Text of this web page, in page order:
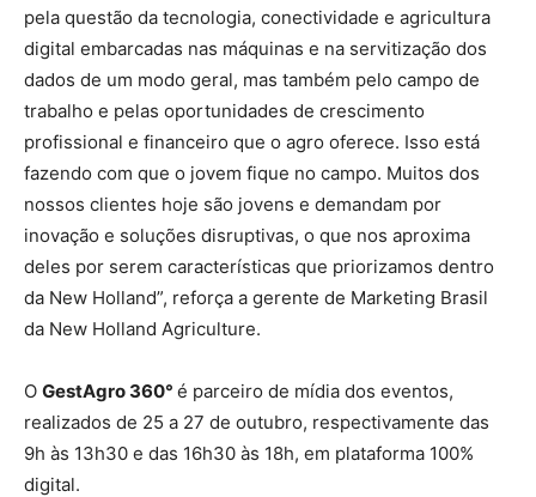
pela questão da tecnologia, conectividade e agricultura
digital embarcadas nas máquinas e na servitização dos
dados de um modo geral, mas também pelo campo de
trabalho e pelas oportunidades de crescimento
profissional e financeiro que o agro oferece. Isso está
fazendo com que o jovem fique no campo. Muitos dos
nossos clientes hoje são jovens e demandam por
inovação e soluções disruptivas, o que nos aproxima
deles por serem características que priorizamos dentro
da New Holland”, reforça a gerente de Marketing Brasil
da New Holland Agriculture.
O GestAgro 360° é parceiro de mídia dos eventos,
realizados de 25 a 27 de outubro, respectivamente das
9h às 13h30 e das 16h30 às 18h, em plataforma 100%
digital.